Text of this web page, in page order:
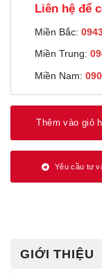
Liên hệ để
Miền Bắc:
Miền Trung:
Miền Nam:
Thêm vào giỏ
Yêu cầu tư
GIỚI THIỆU